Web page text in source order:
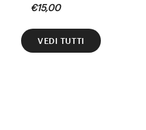
€15,00
VEDI TUTTI